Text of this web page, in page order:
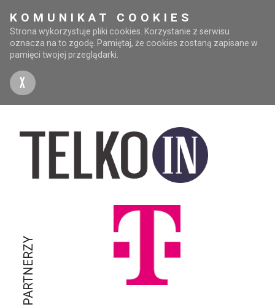
KOMUNIKAT COOKIES
Strona wykorzystuje pliki cookies. Korzystanie z serwisu
oznacza na to zgodę. Pamiętaj, że cookies zostaną zapisane w
pamięci twojej przeglądarki.
X
PARTNERZY